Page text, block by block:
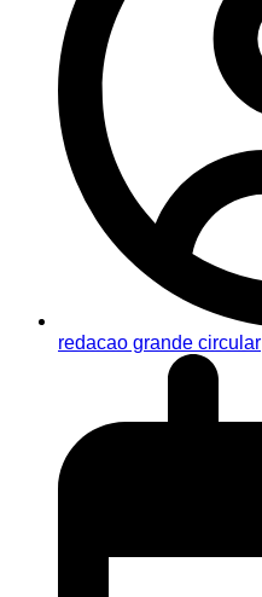
redacao grande circular